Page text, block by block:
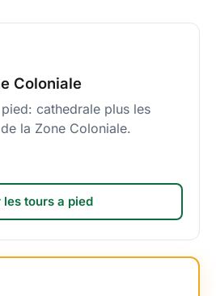
Coloniale
cathedrale plus les
la Zone Coloniale.
les tours a pied